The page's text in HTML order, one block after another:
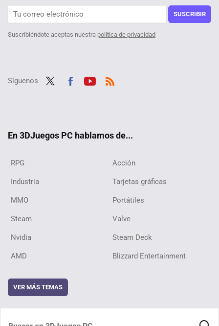
La última expansión de Ark: Survival Evolved sume al juego en un caos subacuático nunca visto antes. Lo peor es que es en el sentido más literal de la expresión
SUSCRIBIR
Suscribiéndote aceptas nuestra política de privacidad
Síguenos
En 3DJuegos PC hablamos de...
RPG Acción
Industria Tarjetas gráficas
MMO Portátiles
Steam Valve
Nvidia Steam Deck
AMD Blizzard Entertainment
VER MÁS TEMAS